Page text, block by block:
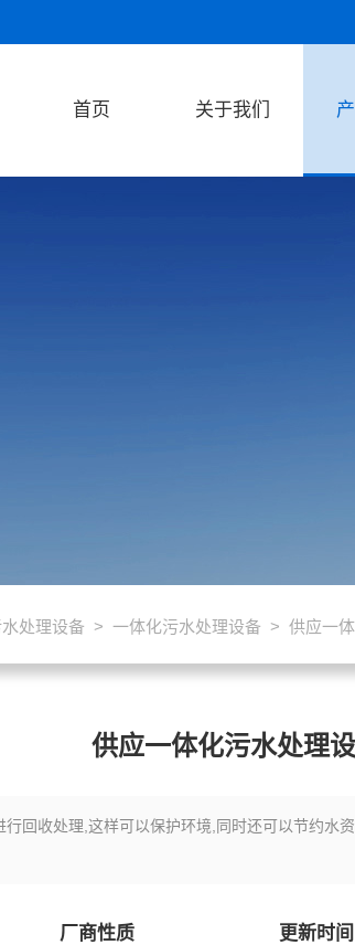
首页 关于我们
处理设备 > 一体化污水处理设备 > 供应一
供应一体化污水处理
回收处理,这样可以保护环境,同时还可以节约
厂商性质 更新时间